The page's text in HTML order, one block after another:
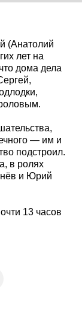
(Анатолий
лет на
дома дела
— им и
подстроил.
в ролях
и Юрий
13 часов